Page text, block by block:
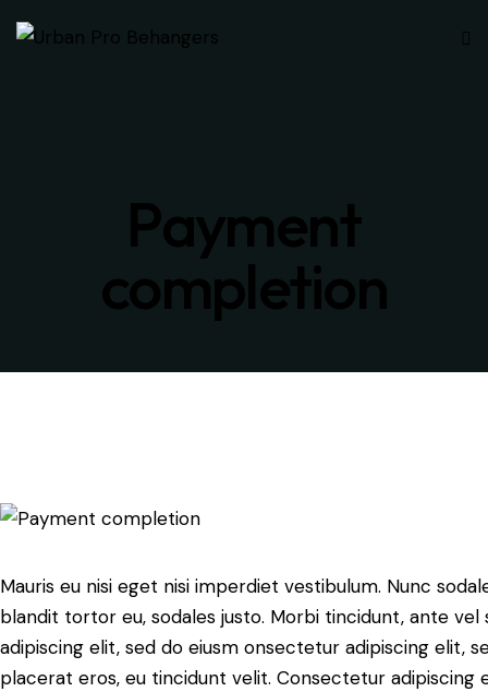
Mauris eu nisi eget nisi imperdiet vestibulum. Nunc
blandit tortor eu, sodales justo. Morbi tincidunt, ante
adipiscing elit, sed do eiusm onsectetur adipiscing elit,
placerat eros, eu tincidunt velit. Consectetur adipiscing